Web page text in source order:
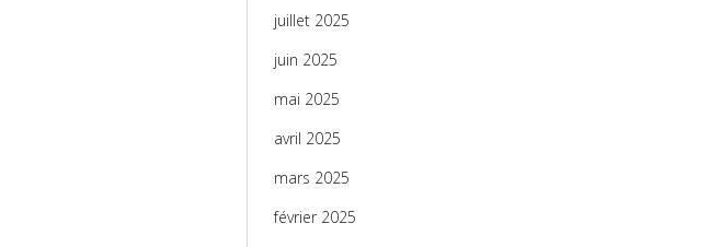
juillet 2025
juin 2025
mai 2025
avril 2025
mars 2025
février 2025